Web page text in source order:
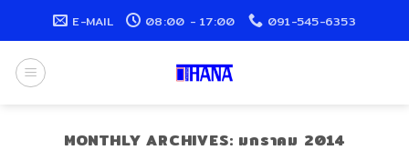
content
E-MAIL 08:00 - 17:00 091-545-6353
MONTHLY ARCHIVES: มกราคม 2014